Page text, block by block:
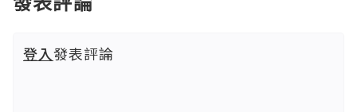
登入發表評論